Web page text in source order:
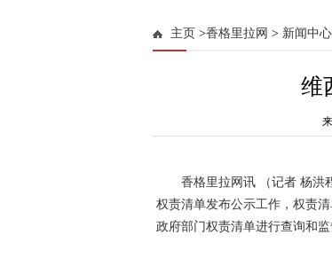
法治迪庆
主页 >香格里拉网 > 新闻中心
维
香格里拉网讯 （记者 杨洪
权责清单发布公示工作，权责
政府部门权责清单进行查询和监